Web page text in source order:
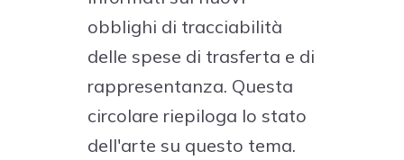
obblighi di tracciabilità
delle spese di trasferta e di
rappresentanza. Questa
circolare riepiloga lo stato
dell'arte su questo tema.